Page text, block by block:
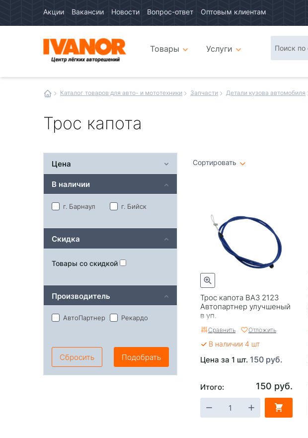
Акции Вакансии Новости Вопрос-ответ Оптовым клиентам
интернетТовары
Услуги
Каталог товаров для авто- и мототехники Запчасти Детали кузова автомобиля
Трос капота
Сортировать
Трос капота ВАЗ 2123
Автопартнер улучшеный
в уп.
Сравнить Отложить
В наличии 4 шт
Цена за 1 шт. 150 руб.
Итого: 150 руб.
Цена
В наличии
г. Барнаул г. Бийск
Скидка
Товары со скидкой
Производитель
АвтоПартнер Рекардо
Сбросить Подобрать